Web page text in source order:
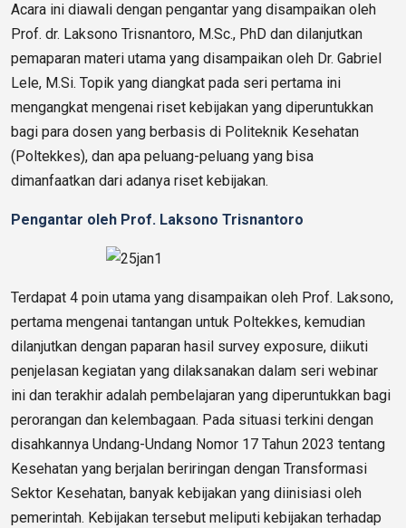
Acara ini diawali dengan pengantar yang disampaikan oleh
Prof. dr. Laksono Trisnantoro, M.Sc., PhD dan dilanjutkan
pemaparan materi utama yang disampaikan oleh Dr. Gabriel
Lele, M.Si. Topik yang diangkat pada seri pertama ini
mengangkat mengenai riset kebijakan yang diperuntukkan
bagi para dosen yang berbasis di Politeknik Kesehatan
(Poltekkes), dan apa peluang-peluang yang bisa
dimanfaatkan dari adanya riset kebijakan.
Pengantar oleh Prof. Laksono Trisnantoro
Terdapat 4 poin utama yang disampaikan oleh Prof. Laksono,
pertama mengenai tantangan untuk Poltekkes, kemudian
dilanjutkan dengan paparan hasil survey exposure, diikuti
penjelasan kegiatan yang dilaksanakan dalam seri webinar
ini dan terakhir adalah pembelajaran yang diperuntukkan bagi
perorangan dan kelembagaan. Pada situasi terkini dengan
disahkannya Undang-Undang Nomor 17 Tahun 2023 tentang
Kesehatan yang berjalan beriringan dengan Transformasi
Sektor Kesehatan, banyak kebijakan yang diinisiasi oleh
pemerintah. Kebijakan tersebut meliputi kebijakan terhadap